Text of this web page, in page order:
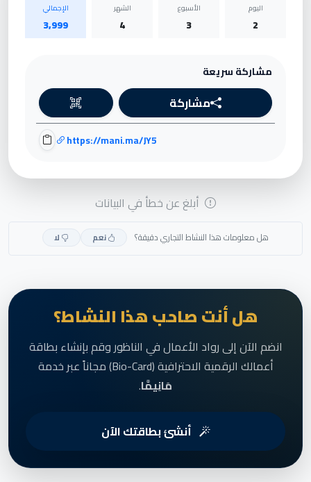
اليوم
2
الأسبوع
3
الشهر
4
الإجمالي
3,999
مشاركة سريعة
مشاركة
https://mani.ma/JY5
أبلغ عن خطأ في البيانات
هل معلومات هذا النشاط التجاري دقيقة؟ نعم لا
هل أنت صاحب هذا النشاط؟
انضم الآن إلى رواد الأعمال في الناظور وقم بإنشاء بطاقة
أعمالك الرقمية الاحترافية (Bio-Card) مجاناً عبر خدمة
مَانِيمَّا.
أنشئ بطاقتك الآن